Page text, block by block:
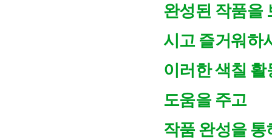
완성된 작품을
시고 즐거워하
이러한색칠 활
도움을 주고
작품 완성을